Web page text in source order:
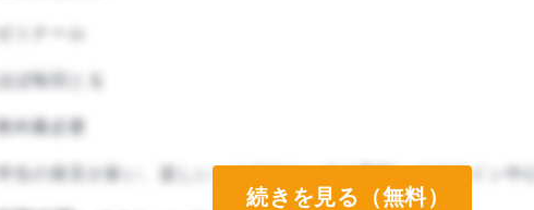
ほぼ毎回とる
教科書必要
学生の発言が多い、楽しい、にぎやか、少人数制、オフライン中心
続きを見る（無料）